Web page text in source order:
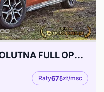
Fiat Tipo Cross 1.0 ABSOLUTNA FULL OPCJA 21 ROK
Raty675zł/msc